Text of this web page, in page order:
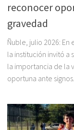
reconocer
gravedad
Ñuble, julio 2026:
la institución invitó a
la importancia de la
oportuna ante